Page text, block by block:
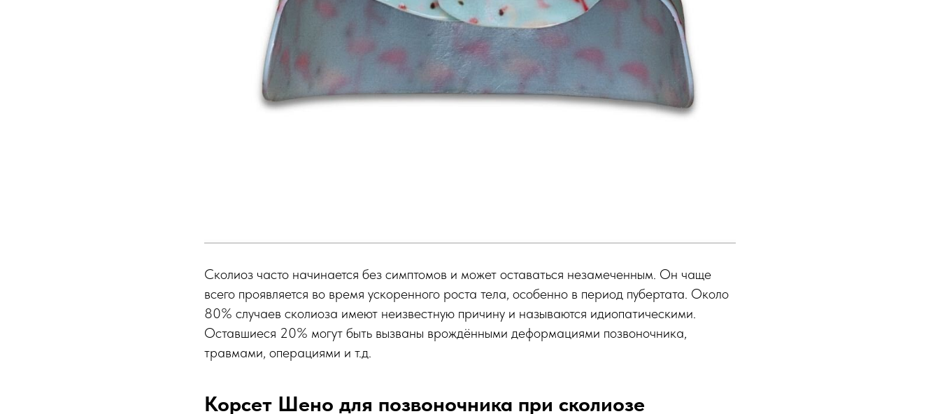
Сколиоз часто начинается без симптомов и может оставаться незамеченным. Он чаще
всего проявляется во время ускоренного роста тела, особенно в период пубертата. Около
80% случаев сколиоза имеют неизвестную причину и называются идиопатическими.
Оставшиеся 20% могут быть вызваны врождёнными деформациями позвоночника,
травмами, операциями и т.д.
Корсет Шено для позвоночника при сколиозе